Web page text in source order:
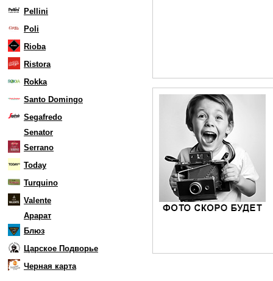
Pellini
Poli
Rioba
Ristora
Rokka
Santo Domingo
Segafredo
Senator
Serrano
Today
Turquino
Valente
Арарат
Блюз
Царское Подворье
Черная карта